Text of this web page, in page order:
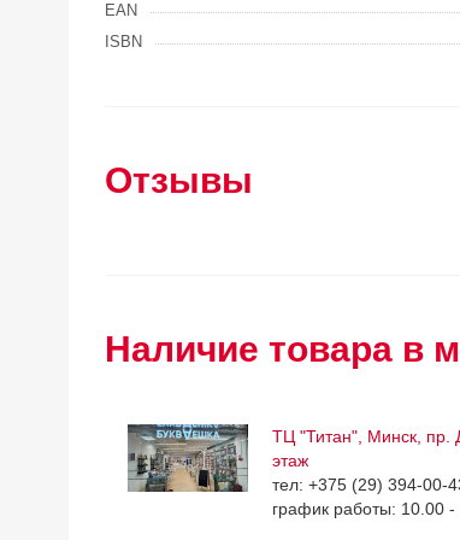
EAN
ISBN
Отзывы
Наличие товара в
ТЦ "Титан", Минск, пр.
этаж
тел: +375 (29) 394-00-
график работы: 10.00 -